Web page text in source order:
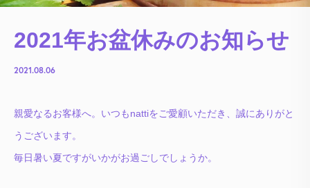
2021年お盆休みのお知らせ
2021.08.06
親愛なるお客様へ。いつもnattiをご愛顧いただき、誠にありがと
うございます。
毎日暑い夏ですがいかがお過ごしでしょうか。